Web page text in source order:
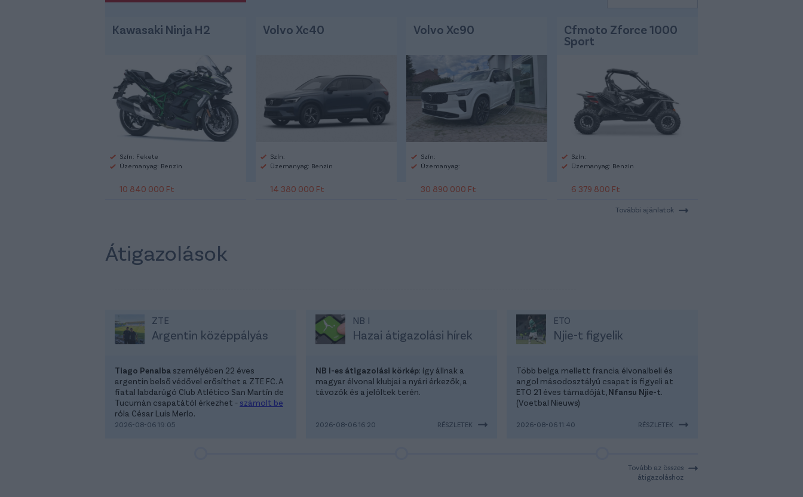
Kawasaki Ninja H2
Szín: Fekete
Üzemanyag: Benzin
10 840 000 Ft
Volvo Xc40
Szín:
Üzemanyag: Benzin
14 380 000 Ft
Volvo Xc90
Szín:
Üzemanyag:
30 890 000 Ft
Cfmoto Zforce 1000
Sport
Szín:
Üzemanyag: Benzin
6 379 800 Ft
További ajánlatok
Átigazolások
ZTE
Argentin középpályás
Tiago Penalba személyében 22 éves
argentin belső védővel erősíthet a ZTE FC. A
fiatal labdarúgó Club Atlético San Martín de
Tucumán csapatától érkezhet - számolt be
róla César Luis Merlo.
2026-08-06 19:05
NB I
Hazai átigazolási hírek
NB I-es átigazolási körkép: így állnak a
magyar élvonal klubjai a nyári érkezők, a
távozók és a jelöltek terén.
2026-08-06 16:20 RÉSZLETEK
ETO
Njie-t figyelik
Több belga mellett francia élvonalbeli és
angol másodosztályú csapat is figyeli at
ETO 21 éves támadóját, Nfansu Njie-t.
(Voetbal Nieuws)
2026-08-06 11:40 RÉSZLETEK
Tovább az összes
átigazoláshoz